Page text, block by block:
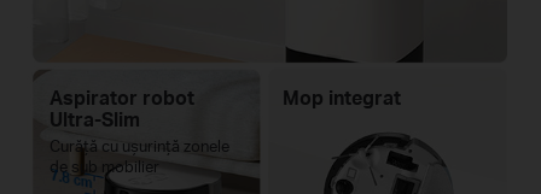
Aspirator robot
Ultra-Slim
Curăță cu ușurință zonele
de sub mobilier
7.8 cm
Mop integrat